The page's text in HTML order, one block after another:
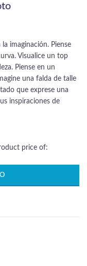
imaginación. Piense
Visualice un top
Piense en un
una falda de talle
que exprese una
inspiraciones de
price of: